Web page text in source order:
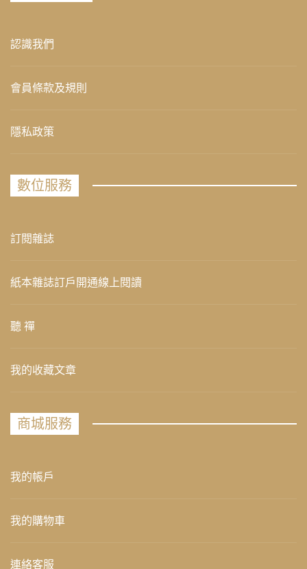
認識我們
會員條款及規則
隱私政策
數位服務
訂閱雜誌
紙本雜誌訂戶開通線上閱讀
聽 禪
我的收藏文章
商城服務
我的帳戶
我的購物車
連絡客服